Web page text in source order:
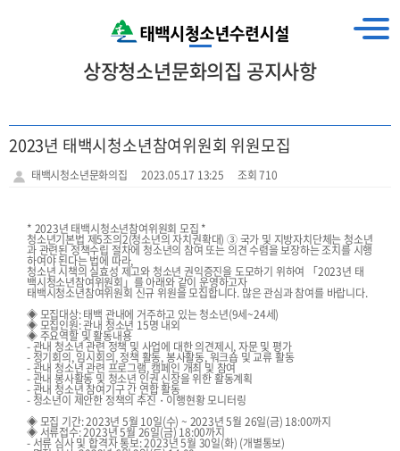
상장청소년문화의집 공지사항
2023년 태백시청소년참여위원회 위원모집
태백시청소년문화의집 2023.05.17 13:25 조회 710
* 2023년 태백시청소년참여위원회 모집 *
청소년기본법 제5조의2(청소년의 자치권확대) ③ 국가 및 지방자치단체는 청소년
과 관련된 정책수립 절차에 청소년의 참여 또는 의견 수렴을 보장하는 조치를 시행
하여야 된다는 법에 따라,
청소년 시책의 실효성 제고와 청소년 권익증진을 도모하기 위하여 「2023년 태
백시청소년참여위원회」를 아래와 같이 운영하고자
태백시청소년참여위원회 신규 위원을 모집합니다. 많은 관심과 참여를 바랍니다.
◈ 모집대상: 태백 관내에 거주하고 있는 청소년(9세~24세)
◈ 모집인원: 관내 청소년 15명 내외
◈ 주요역할 및 활동내용
- 관내 청소년 관련 정책 및 사업에 대한 의견제시, 자문 및 평가
- 정기회의, 임시회의, 정책 활동, 봉사활동, 워크숍 및 교류 활동
- 관내 청소년 관련 프로그램, 캠페인 개최 및 참여
- 관내 봉사활동 및 청소년 인권 신장을 위한 활동계획
- 관내 청소년 참여기구 간 연합 활동
- 청소년이 제안한 정책의 추진・이행현황 모니터링
◈ 모집 기간: 2023년 5월 10일(수) ~ 2023년 5월 26일(금) 18:00까지
◈ 서류접수: 2023년 5월 26일(금) 18:00까지
- 서류 심사 및 합격자 통보: 2023년 5월 30일(화) (개별통보)